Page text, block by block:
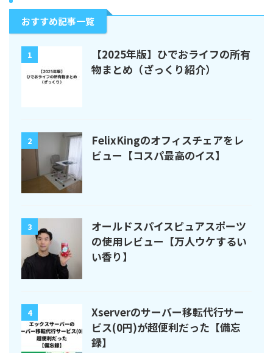
おすすめ記事一覧
1
【2025年版】ひでおライフの所有
物まとめ（ざっくり紹介）
2
FelixKingのオフィスチェアをレ
ビュー【コスパ最高のイス】
3
オールドスパイスピュアスポーツ
の使用レビュー【万人ウケするい
い香り】
4
Xserverのサーバー移転代行サー
ビス(0円)が超便利だった【備忘
録】